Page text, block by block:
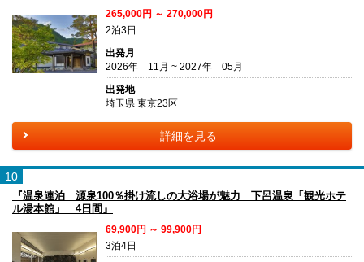
265,000円 ～ 270,000円
2泊3日
出発月
2026年 11月 ~ 2027年 05月
出発地
埼玉県 東京23区
詳細を見る
10
『温泉連泊 源泉100％掛け流しの大浴場が魅力 下呂温泉「観光ホテ
ル湯本館」 4日間』
69,900円 ～ 99,900円
3泊4日